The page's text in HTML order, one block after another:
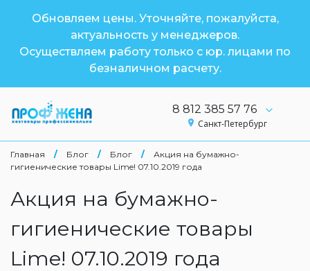
Обновляем цены. Уточняйте, пожалуйста,
актуальность у менеджеров.
Осуществляем работу только с юр. лицами по
безналичном расчету.
8 812 385 57 76
Санкт-Петербург
Главная / Блог / Блог /
Акция на бумажно-
гигиенические товары Lime! 07.10.2019 года
Акция на бумажно-
гигиенические товары
Lime! 07.10.2019 года